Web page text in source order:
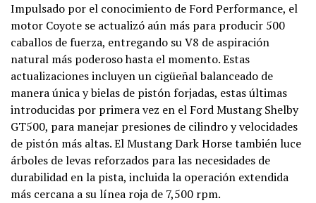
Impulsado por el conocimiento de Ford Performance, el
motor Coyote se actualizó aún más para producir 500
caballos de fuerza, entregando su V8 ​​de aspiración
natural más poderoso hasta el momento. Estas
actualizaciones incluyen un cigüeñal balanceado de
manera única y bielas de pistón forjadas, estas últimas
introducidas por primera vez en el Ford Mustang Shelby
GT500, para manejar presiones de cilindro y velocidades
de pistón más altas. El Mustang Dark Horse también luce
árboles de levas reforzados para las necesidades de
durabilidad en la pista, incluida la operación extendida
más cercana a su línea roja de 7,500 rpm.